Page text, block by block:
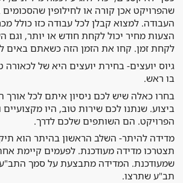
שהפרויקט אכן קורה או לחילופין שהסכומים
העבודה. למצוא קבלן לכל עבודה כזו כולל
הצעות מחיר יכול לקחת חודש או יותר, וגם
לקחת זמן. קחו את הזמן הזה כשאתם באים
גיוס יועצים- בחירת יועצים היא של
בו ראש.
בחרו כאלה שיש לכם ניסיון איתם לכל אורך
ביצוע. שנתנו לכם שירות טוב, היו
הפרויקט. הם השותפים שלכם לדרך.
מדידה להיתר- השלב הראשון בהיתר הוא
תצטרכו מדידה מעודכנת. לפעמים קיימת
שמעודכנת. המדידה מתבצעת על סמך
תב"ע שתרצו.